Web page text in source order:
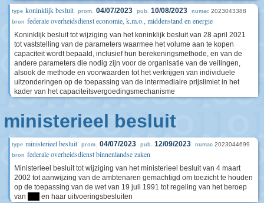
type koninklijk besluit prom. 04/07/2023 pub. 10/08/2023 numac 2023043388
bron federale overheidsdienst economie, k.m.o., middenstand en energie
Koninklijk besluit tot wijziging van het koninklijk besluit van 28 april 2021
tot vaststelling van de parameters waarmee het volume aan te kopen
capaciteit wordt bepaald, inclusief hun berekeningsmethode, en van de
andere parameters die nodig zijn voor de organisatie van de veilingen,
alsook de methode en voorwaarden tot het verkrijgen van individuele
uitzonderingen op de toepassing van de intermediaire prijslimiet in het
kader van het capaciteitsvergoedingsmechanisme
ministerieel besluit
type ministerieel besluit prom. 04/07/2023 pub. 12/09/2023 numac 2023044699
bron federale overheidsdienst binnenlandse zaken
Ministerieel besluit tot wijziging van het ministerieel besluit van 4 maart
2002 tot aanwijzing van de ambtenaren gemachtigd om toezicht te houden
op de toepassing van de wet van 19 juli 1991 tot regeling van het beroep
van
en haar uitvoeringsbesluiten